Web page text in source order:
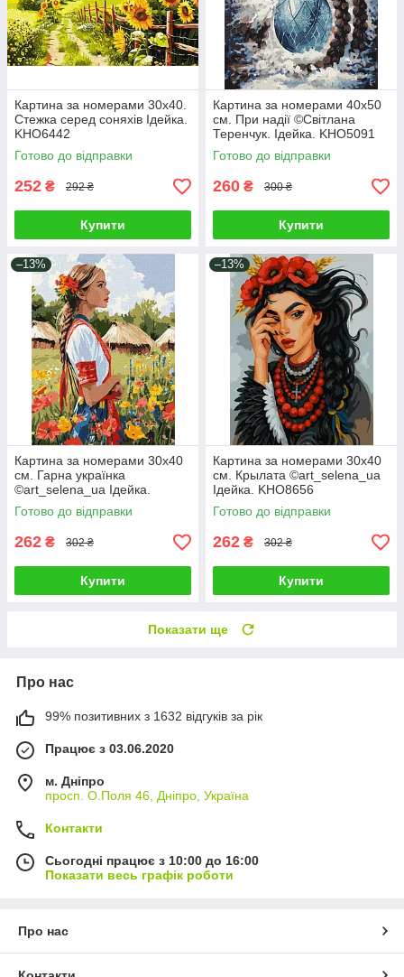
Картина за номерами 30х40.
Стежка серед соняхів Ідейка.
KHO6442
Готово до відправки
252 ₴ 292 ₴
Купити
Картина за номерами 40х50
см. При надії ©Світлана
Теренчук. Ідейка. KHO5091
Готово до відправки
260 ₴ 300 ₴
Купити
–13%
Картина за номерами 30х40
см. Гарна українка
©art_selena_ua Ідейка.
KHO8485
Готово до відправки
262 ₴ 302 ₴
Купити
–13%
Картина за номерами 30х40
см. Крылата ©art_selena_ua
Ідейка. KHO8656
Готово до відправки
262 ₴ 302 ₴
Купити
Показати ще
Про нас
99% позитивних з 1632 відгуків за рік
Працює з 03.06.2020
м. Дніпро
просп. О.Поля 46, Дніпро, Україна
Контакти
Сьогодні працює з 10:00 до 16:00
Показати весь графік роботи
Про нас